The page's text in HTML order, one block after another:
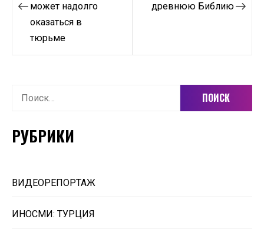
записям
может надолго
оказаться в
тюрьме
древнюю Библию
Найти:
РУБРИКИ
ВИДЕОРЕПОРТАЖ
ИНОСМИ: ТУРЦИЯ